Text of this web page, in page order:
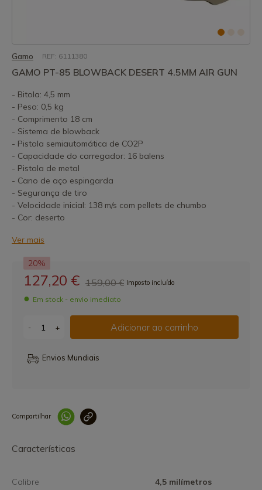
Gamo REF: 6111380
GAMO PT-85 BLOWBACK DESERT 4.5MM AIR GUN
- Bitola: 4,5 mm
- Peso: 0,5 kg
- Comprimento 18 cm
- Sistema de blowback
- Pistola semiautomática de CO2P
- Capacidade do carregador: 16 balens
- Pistola de metal
- Cano de aço espingarda
- Segurança de tiro
- Velocidade inicial: 138 m/s com pellets de chumbo
- Cor: deserto
Ver mais
20%
127,20 € 159,00 € Imposto incluído
Em stock - envio imediato
- + Adicionar ao carrinho
Envios Mundiais
Compartilhar
Características
Calibre 4,5 milímetros